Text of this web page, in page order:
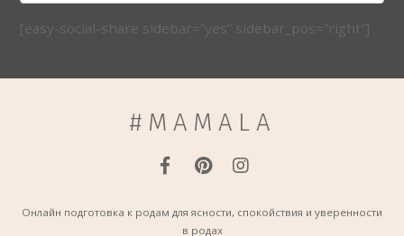
Э
о
[easy-social-share sidebar=”yes” sidebar_pos=”right”]
#MAMALA
Онлайн подготовка к родам для ясности, спокойствия и уверенности
в родах